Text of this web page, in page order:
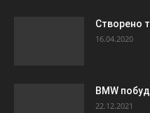
Створено
16.04.2020
BMW
22.12.2021